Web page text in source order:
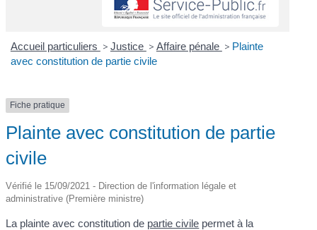
Accueil particuliers > Justice > Affaire pénale > Plainte
avec constitution de partie civile
Fiche pratique
Plainte avec constitution de partie
civile
Vérifié le 15/09/2021 - Direction de l'information légale et
administrative (Première ministre)
La plainte avec constitution de partie civile permet à la